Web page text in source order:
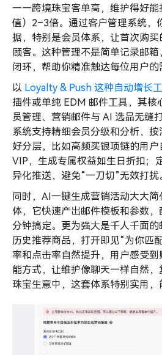
——跨境珠宝客单高，维护得好能
值）2–3倍。通过客户管理系统，
据，特别是会员体系，让首次购
顾客。这种管理不是简单记录邮
闭环，帮助你精准触达每位用户的
以 Loyalty & Push 这种自动增长
插件或单纯 EDM 邮件工具，其核
员管理、营销邮件与 AI 选品无缝
系统支持精细会员分级和分析，
好分层，比如高频买银项链的用
VIP，生成专属权益如生日折扣；
异化推送，避免“一刀切”无效打扰
同时，AI一键生成营销活动大大
体，它快速产出邮件模板和参数
分钟搞定。更为强大是千人千面
历史推荐商品，打开即见“为你匹
率和点击率自然提升，用户感受
能方式，让维护像聊天一样自然
珠宝生意中，这套体系特别实用，